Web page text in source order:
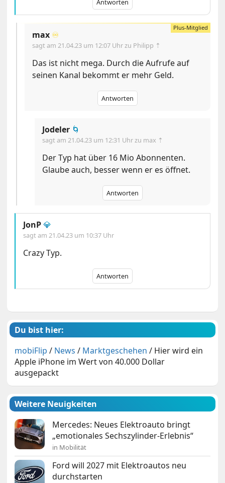
Antworten
max ♾️
sagt am21.04.23 um 12:07 Uhrzu Philipp ⇡
Das ist nicht mega. Durch die Aufrufe auf
seinen Kanal bekommt er mehr Geld.
Antworten
Jodeler 🌀
sagt am21.04.23 um 12:31 Uhrzu max ⇡
Der Typ hat über 16 Mio Abonnenten.
Glaube auch, besser wenn er es öffnet.
Antworten
JonP💎
sagt am21.04.23 um 10:37 Uhr
Crazy Typ.
Antworten
Du bist hier:
mobiFlip / News / Marktgeschehen / Hier wird ein
Apple iPhone im Wert von 40.000 Dollar
ausgepackt
Weitere Neuigkeiten
Mercedes: Neues Elektroauto bringt
„emotionales Sechszylinder-Erlebnis“
in Mobilität
Ford will 2027 mit Elektroautos neu
durchstarten